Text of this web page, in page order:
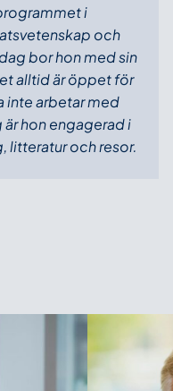
i
och
bor hon med sin
alltid är öppet för
inte arbetar med
hon engagerad i
litteratur och resor.